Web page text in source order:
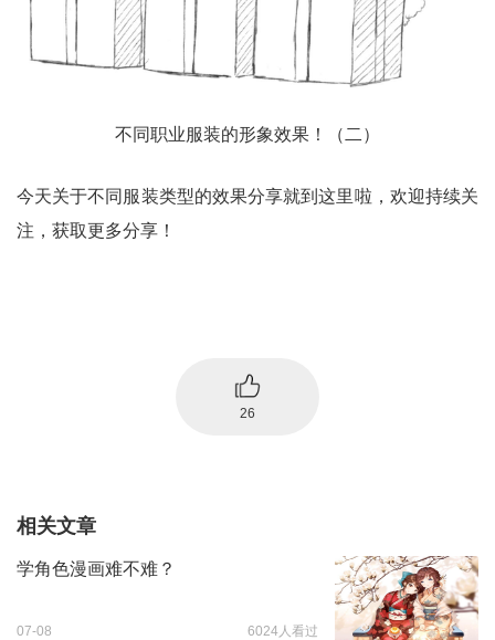
不同职业服装的形象效果！（二）
今天关于不同服装类型的效果分享就到这里啦，欢迎持续关
注，获取更多分享！
26
相关文章
学角色漫画难不难？
07-08 6024人看过